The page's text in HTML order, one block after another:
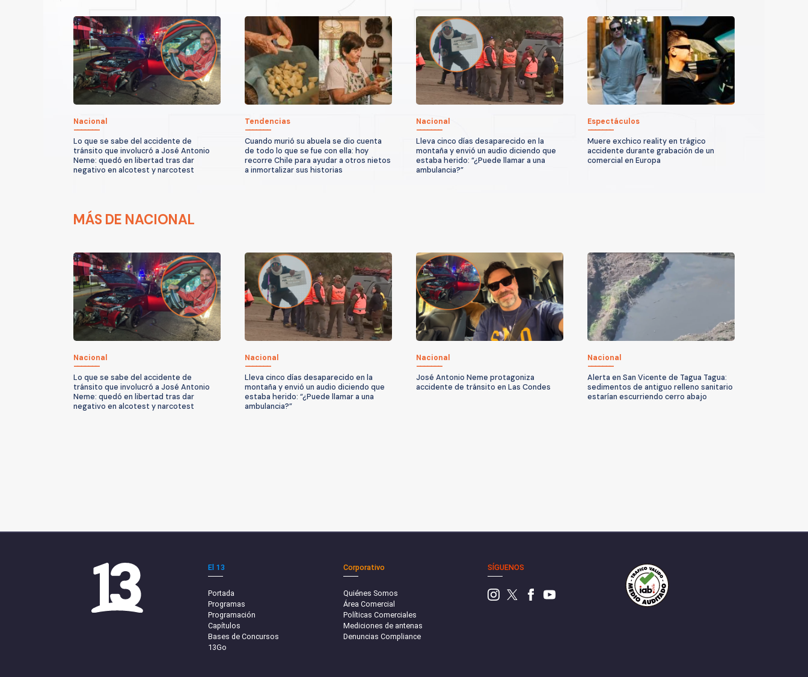
Nacional
Lo que se sabe del accidente de
tránsito que involucró a José Antonio
Neme: quedó en libertad tras dar
negativo en alcotest y narcotest
Tendencias
Cuando murió su abuela se dio cuenta
de todo lo que se fue con ella: hoy
recorre Chile para ayudar a otros nietos
a inmortalizar sus historias
Nacional
Lleva cinco días desaparecido en la
montaña y envió un audio diciendo que
estaba herido: “¿Puede llamar a una
ambulancia?”
Espectáculos
Muere exchico reality en trágico
accidente durante grabación de un
comercial en Europa
MÁS DE NACIONAL
Nacional
Lo que se sabe del accidente de
tránsito que involucró a José Antonio
Neme: quedó en libertad tras dar
negativo en alcotest y narcotest
Nacional
Lleva cinco días desaparecido en la
montaña y envió un audio diciendo que
estaba herido: “¿Puede llamar a una
ambulancia?”
Nacional
José Antonio Neme protagoniza
accidente de tránsito en Las Condes
Nacional
Alerta en San Vicente de Tagua Tagua:
sedimentos de antiguo relleno sanitario
estarían escurriendo cerro abajo
El 13
Portada
Programas
Programación
Capítulos
Bases de Concursos
13Go
Corporativo
Quiénes Somos
Área Comercial
Políticas Comerciales
Mediciones de antenas
Denuncias Compliance
SÍGUENOS